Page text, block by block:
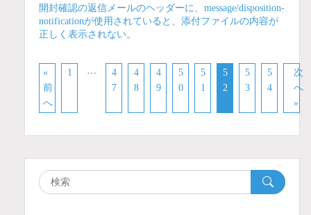
開封確認の返信メールのヘッダーに、message/disposition-
notificationが使用されていると、添付ファイルの内容が
正しく表示されない。
«
前
へ
1 …
4
7
4
8
4
9
5
0
5
1
5
2
5
3
5
4
次
へ
»